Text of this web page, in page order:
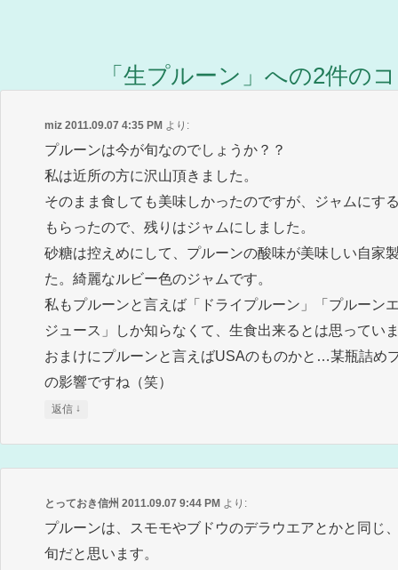
「 生プルーン 」への2件の
miz 2011.09.07 4:35 PM より:
プルーンは今が旬なのでしょうか？？
私は近所の方に沢山頂きました。
そのまま食しても美味しかったのですが、ジャムにす
もらったので、残りはジャムにしました。
砂糖は控えめにして、プルーンの酸味が美味しい自家
た。綺麗なルビー色のジャムです。
私もプルーンと言えば「ドライプルーン」「プルーン
ジュース」しか知らなくて、生食出来るとは思ってい
おまけにプルーンと言えばUSAのものかと…某瓶詰め
の影響ですね（笑）
返信 ↓
とっておき信州 2011.09.07 9:44 PM より:
プルーンは、スモモやブドウのデラウエアとかと同じ
旬だと思います。